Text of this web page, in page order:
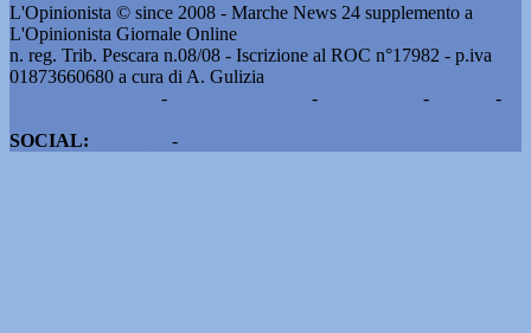
L'Opinionista © since 2008 - Marche News 24 supplemento a
L'Opinionista Giornale Online
n. reg. Trib. Pescara n.08/08 - Iscrizione al ROC n°17982 - p.iva
01873660680 a cura di A. Gulizia
- - -
-
SOCIAL:
-